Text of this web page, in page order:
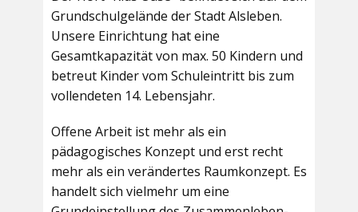
Grundschulgelände der Stadt Alsleben.
Unsere Einrichtung hat eine
Gesamtkapazität von max. 50 Kindern und
betreut Kinder vom Schuleintritt bis zum
vollendeten 14. Lebensjahr.
Offene Arbeit ist mehr als ein
pädagogisches Konzept und erst recht
mehr als ein verändertes Raumkonzept. Es
handelt sich vielmehr um eine